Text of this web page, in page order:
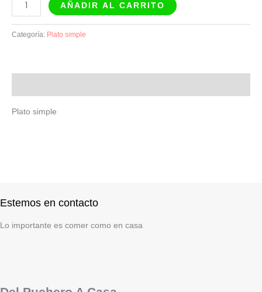
AÑADIR AL CARRITO
Categoría: Plato simple
Plato simple
Estemos en contacto
Lo importante es comer como en casa